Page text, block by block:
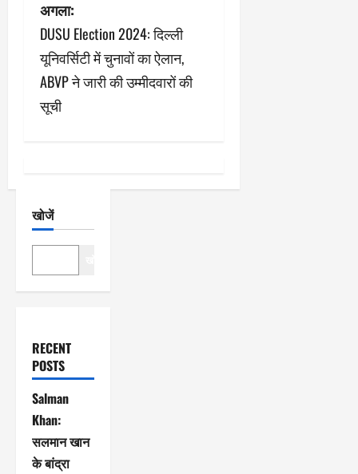
वि
गे
श
न
अगला:
DUSU Election 2024: दिल्ली
यूनिवर्सिटी में चुनावों का ऐलान,
ABVP ने जारी की उम्मीदवारों की
सूची
खोजें
RECENT
POSTS
Salman
Khan:
सलमान खान
के बांद्रा